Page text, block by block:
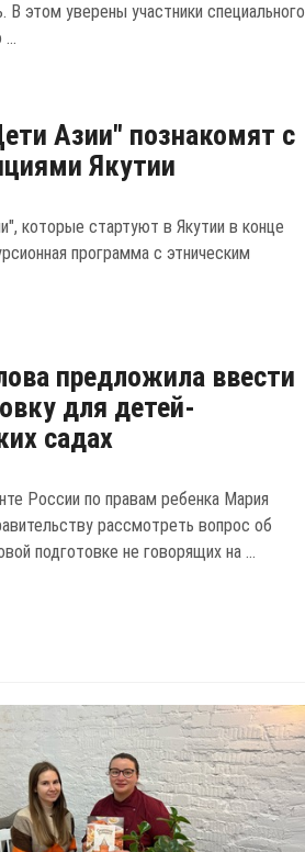
В этом уверены участники специального
Азии" познакомят с
Якутии
которые стартуют в Якутии в конце
программа с этническим
предложила ввести
для детей-
садах
России по правам ребенка Мария
рассмотреть вопрос об
подготовке не говорящих на ...